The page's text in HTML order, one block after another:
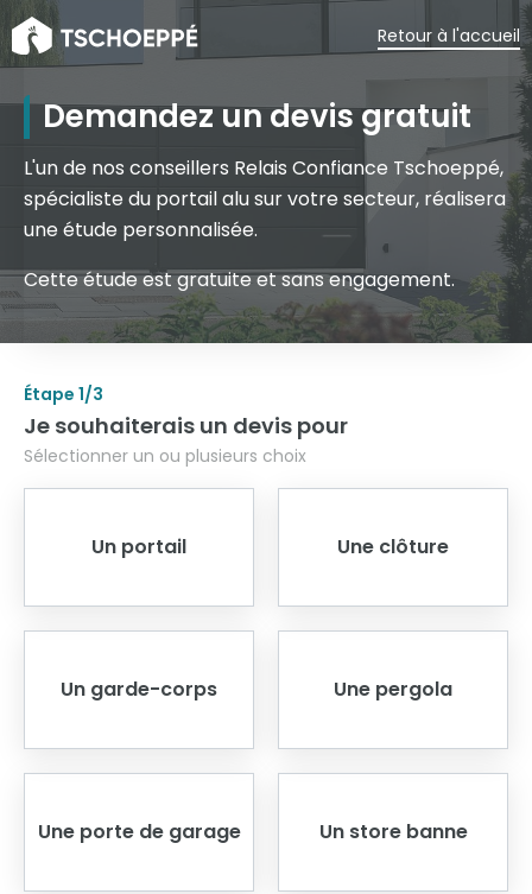
Retour à l'accueil
Demandez un devis gratuit
L'un de nos conseillers Relais Confiance Tschoeppé,
spécialiste du portail alu sur votre secteur, réalisera
une étude personnalisée.
Cette étude est gratuite et sans engagement.
Étape 1/3
Je souhaiterais un devis pour
Sélectionner un ou plusieurs choix
Un portail Une clôture
Un garde-corps Une pergola
Une porte de garage Un store banne